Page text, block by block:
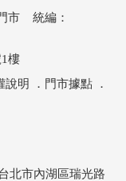
市 統編：
樓
說明 ． 門市據點 ．
北市內湖區瑞光路